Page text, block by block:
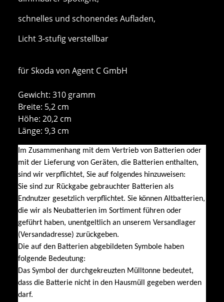
schnelles und schonendes Aufladen,
Licht 3-stufig verstellbar
für Skoda von Agent C GmbH
Gewicht: 310 gramm
Breite: 5,2 cm
Höhe: 20,2 cm
Länge: 9,3 cm
Im Zusammenhang mit dem Vertrieb von Batterien oder
mit der Lieferung von Geräten, die Batterien enthalten,
sind wir verpflichtet, Sie auf folgendes hinzuweisen:
Sie sind zur Rückgabe gebrauchter Batterien als
Endnutzer gesetzlich verpflichtet. Sie können Altbatterien,
die wir als Neubatterien im Sortiment führen oder
geführt haben, unentgeltlich an unserem Versandlager
(Versandadresse) zurückgeben.
Die auf den Batterien abgebildeten Symbole haben
folgende Bedeutung:
Das Symbol der durchgekreuzten Mülltonne bedeutet,
dass die Batterie nicht in den Hausmüll gegeben werden
darf.